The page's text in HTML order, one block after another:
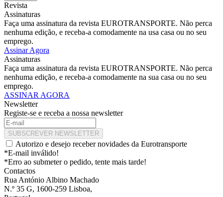
Revista
Assinaturas
Faça uma assinatura da revista EUROTRANSPORTE. Não perca
nenhuma edição, e receba-a comodamente na usa casa ou no seu
emprego.
Assinar Agora
Assinaturas
Faça uma assinatura da revista EUROTRANSPORTE. Não perca
nenhuma edição, e receba-a comodamente na sua casa ou no seu
emprego.
ASSINAR AGORA
Newsletter
Registe-se e receba a nossa newsletter
SUBSCREVER NEWSLETTER
Autorizo e desejo receber novidades da Eurotransporte
*E-mail inválido!
*Erro ao submeter o pedido, tente mais tarde!
Contactos
Rua António Albino Machado
N.º 35 G, 1600-259 Lisboa,